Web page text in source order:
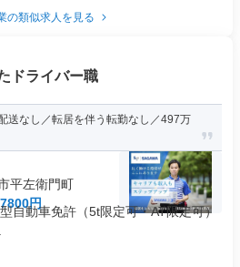
の類似求人を見る
ドライバー職
送なし／転居を伴う転勤なし／497万
平左衛門町
円
自動車免許（5t限定可・AT限定可）